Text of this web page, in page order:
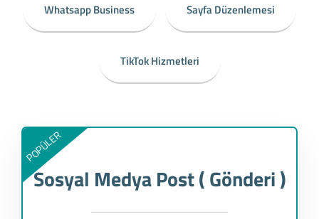
Whatsapp Business Sayfa Düzenlemesi
TikTok Hizmetleri
POPÜLER
Sosyal Medya Post ( Gönderi )